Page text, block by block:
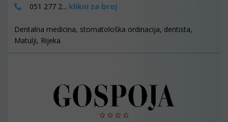
051 277 2... klikni za broj
Dentalna medicina, stomatološka ordinacija, dentista,
Matulji, Rijeka